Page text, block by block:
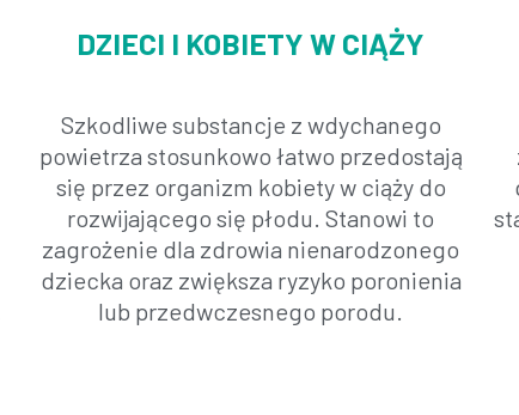
DZIECI I KOBIETY W CIĄŻY
Szkodliwe substancje z wdychanego
powietrza stosunkowo łatwo przedostają
się przez organizm kobiety w ciąży do
rozwijającego się płodu. Stanowi to
zagrożenie dla zdrowia nienarodzonego
dziecka oraz zwiększa ryzyko poronienia
lub przedwczesnego porodu.